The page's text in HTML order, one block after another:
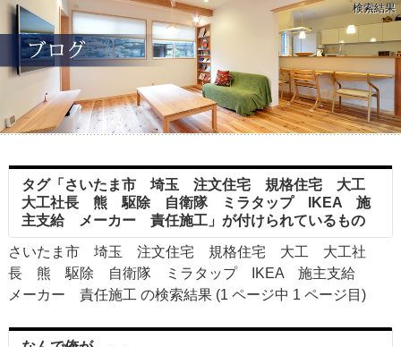
検索結果
タグ「さいたま市 埼玉 注文住宅 規格住宅 大工
大工社長 熊 駆除 自衛隊 ミラタップ IKEA 施
主支給 メーカー 責任施工」が付けられているもの
さいたま市 埼玉 注文住宅 規格住宅 大工 大工社
長 熊 駆除 自衛隊 ミラタップ IKEA 施主支給
メーカー 責任施工 の検索結果 (1 ページ中 1 ページ目)